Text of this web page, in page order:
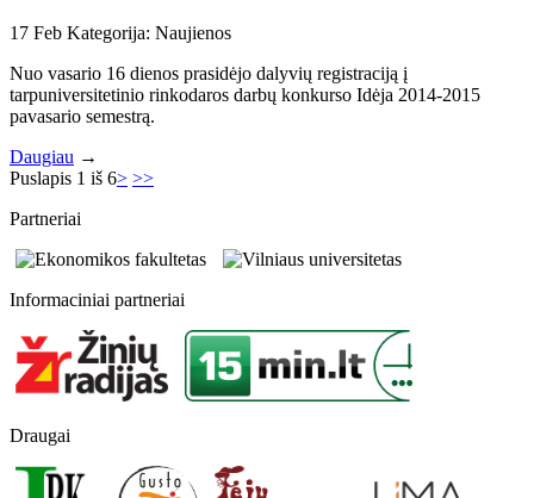
17 Feb Kategorija: Naujienos
Nuo vasario 16 dienos prasidėjo dalyvių registraciją į
tarpuniversitetinio rinkodaros darbų konkurso Idėja 2014-2015
pavasario semestrą.
Daugiau →
Puslapis 1 iš 6> >>
Partneriai
Informaciniai partneriai
Draugai